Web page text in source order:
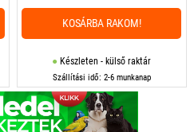
Készleten - külső raktár
Szállítási idő: 2-6 munkanap
KOSÁRBA RAKOM!